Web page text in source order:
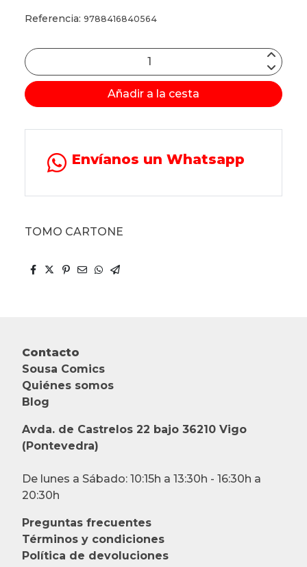
Referencia: 9788416840564
Añadir a la cesta
Envíanos un Whatsapp
TOMO CARTONE
Contacto
Sousa Comics
Quiénes somos
Blog
Avda. de Castrelos 22 bajo 36210 Vigo
(Pontevedra)
De lunes a Sábado: 10:15h a 13:30h - 16:30h a
20:30h
Preguntas frecuentes
Términos y condiciones
Política de devoluciones